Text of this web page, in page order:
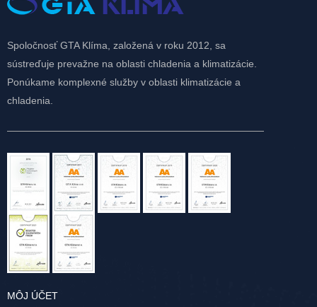
Spoločnosť GTA Klíma, založená v roku 2012, sa
sústreďuje prevažne na oblasti chladenia a klimatizácie.
Ponúkame komplexné služby v oblasti klimatizácie a
chladenia.
MÔJ ÚČET